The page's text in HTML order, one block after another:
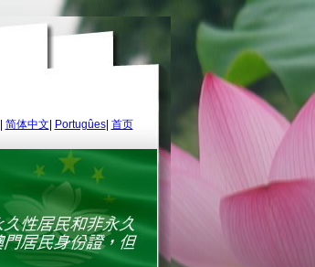
简体中文 Portugûes| 首页